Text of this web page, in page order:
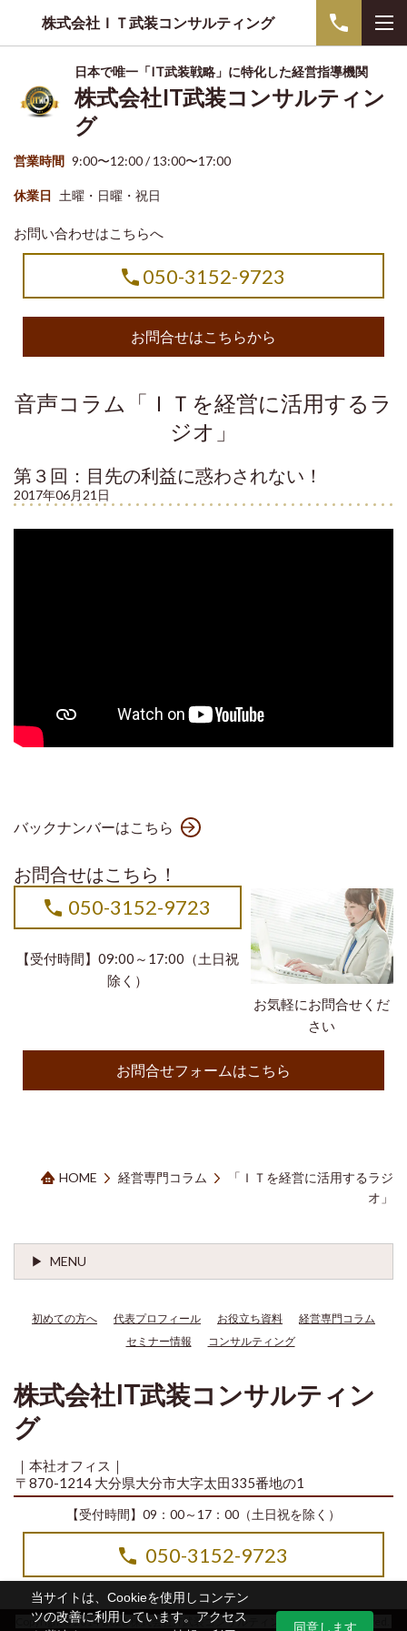
当サイトは、Cookieを使用しコンテン
ツの改善に利用しています。アクセス
同意します
株式会社ＩＴ武装コンサルティング
日本で唯一「IT武装戦略」に特化した経営指導機関
株式会社IT武装コンサルティン
グ
営業時間 9:00〜12:00 / 13:00〜17:00
休業日 土曜・日曜・祝日
お問い合わせはこちらへ
050-3152-9723
お問合せはこちらから
音声コラム「ＩＴを経営に活用するラ
ジオ」
第３回：目先の利益に惑わされない！
2017年06月21日
バックナンバーはこちら
お問合せはこちら！
お気軽にお問合せくだ
さい
050-3152-9723
【受付時間】09:00～17:00（土日祝
除く）
お問合せフォームはこちら
HOME 経営専門コラム
「ＩＴを経営に活用するラジ
オ」
MENU
初めての方へ 代表プロフィール お役立ち資料
経営専門コラム
セミナー情報
コンサルティング
株式会社IT武装コンサルティン
グ
｜本社オフィス｜
〒870-1214 大分県大分市大字太田335番地の1
【受付時間】09：00～17：00（土日祝を除く）
050-3152-9723
Copyright© 2014-2026 株式会社IT武装コンサルティング All Rights Reserved.